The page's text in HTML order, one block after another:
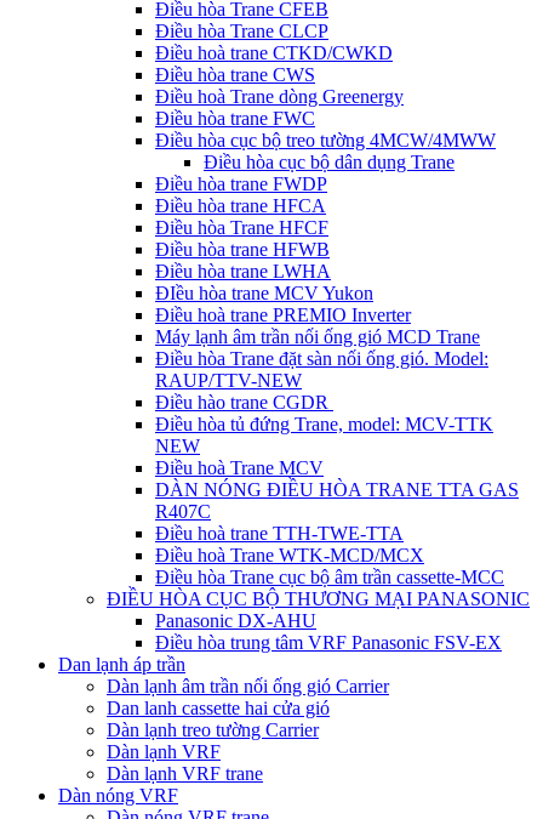
Điều hòa Trane CFEB
Điều hòa Trane CLCP
Điều hoà trane CTKD/CWKD
Điều hòa trane CWS
Điều hoà Trane dòng Greenergy
Điều hòa trane FWC
Điều hòa cục bộ treo tường 4MCW/4MWW
Điều hòa cục bộ dân dụng Trane
Điều hòa trane FWDP
Điều hòa trane HFCA
Điều hòa Trane HFCF
Điều hòa trane HFWB
Điều hòa trane LWHA
ĐIều hòa trane MCV Yukon
Điều hoà trane PREMIO Inverter
Máy lạnh âm trần nối ống gió MCD Trane
Điều hòa Trane đặt sàn nối ống gió. Model:
RAUP/TTV-NEW
Điều hào trane CGDR
Điều hòa tủ đứng Trane, model: MCV-TTK
NEW
Điều hoà Trane MCV
DÀN NÓNG ĐIỀU HÒA TRANE TTA GAS
R407C
Điều hoà trane TTH-TWE-TTA
Điều hoà Trane WTK-MCD/MCX
Điều hòa Trane cục bộ âm trần cassette-MCC
ĐIỀU HÒA CỤC BỘ THƯƠNG MẠI PANASONIC
Panasonic DX-AHU
Điều hòa trung tâm VRF Panasonic FSV-EX
Dan lạnh áp trần
Dàn lạnh âm trần nối ống gió Carrier
Dan lanh cassette hai cửa gió
Dàn lạnh treo tường Carrier
Dàn lạnh VRF
Dàn lạnh VRF trane
Dàn nóng VRF